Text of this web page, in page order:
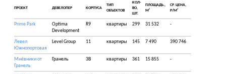
ПРОЕКТ ДЕВЕЛОПЕР КОРПУСА
ТИП
ОБЪЕКТОВ
КОЛ-
ВО,
ШТ.
ПЛОЩАДЬ.,
М 2
СР. ЦЕНА,
Р/М 2
Prime Park
Optima
Development
R9 квартиры 299 31 532 -
Левел
Южнопортовая
Level Group 11 квартиры 145 7 490 390 746
Мнёвники от
Гранель
Гранель 3В квартиры 361 15 855 -